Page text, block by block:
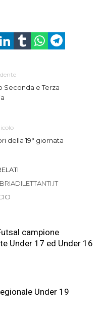
Seconda e Terza
della 19° giornata
campione
Under 17 ed Under 16
Under 19